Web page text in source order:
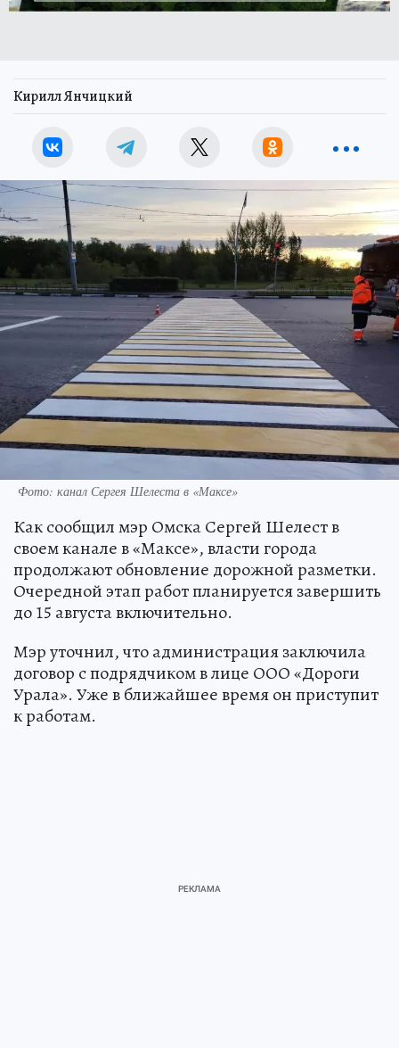
Кирилл Янчицкий
Фото: канал Сергея Шелеста в «Максе»
Как сообщил мэр Омска Сергей Шелест в
своем канале в «Максе», власти города
продолжают обновление дорожной разметки.
Очередной этап работ планируется завершить
до 15 августа включительно.
Мэр уточнил, что администрация заключила
договор с подрядчиком в лице ООО «Дороги
Урала». Уже в ближайшее время он приступит
к работам.